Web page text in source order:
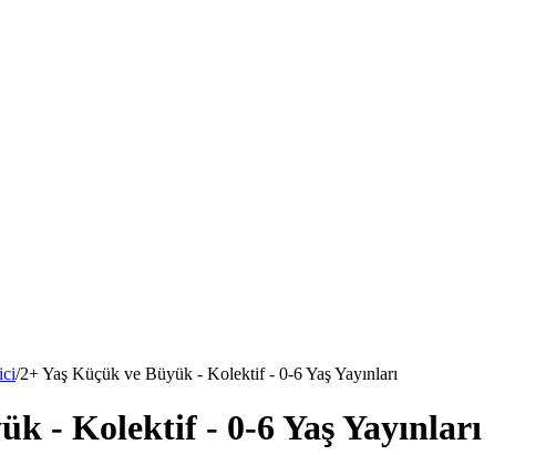
/2+ Yaş Küçük ve Büyük - Kolektif - 0-6 Yaş Yayınları
- Kolektif - 0-6 Yaş Yayınları